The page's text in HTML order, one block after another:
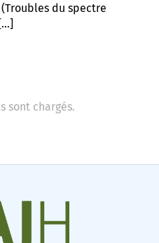
du spectre
sont chargés.